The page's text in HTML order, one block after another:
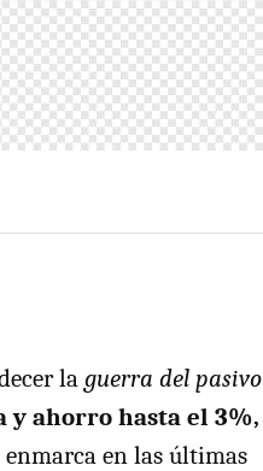
la guerra del pasivo
y ahorro hasta el 3%,
enmarca en las últimas